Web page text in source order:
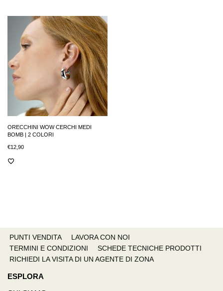
ORECCHINI WOW CERCHI MEDI
BOMB | 2 COLORI
€12,90
PUNTI VENDITA
LAVORA CON NOI
TERMINI E CONDIZIONI
SCHEDE TECNICHE PRODOTTI
RICHIEDI LA VISITA DI UN AGENTE DI ZONA
ESPLORA